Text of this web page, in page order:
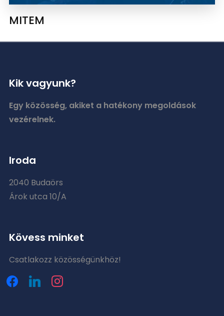
MITEM
Kik vagyunk?
Egy közösség, akiket a hatékony megoldások
vezérelnek.
Iroda
2040 Budaörs
Árok utca 10/A
Kövess minket
Csatlakozz közösségünkhöz!
facebooklinkedininstagram